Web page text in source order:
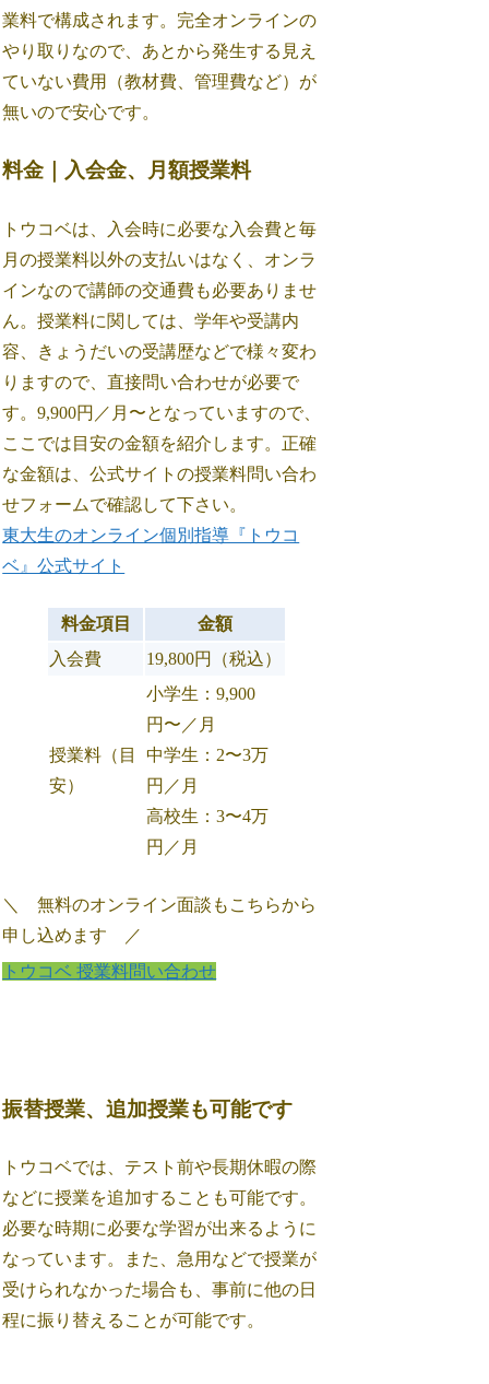
業料で構成されます。完全オンラインの
やり取りなので、あとから発生する見え
ていない費用（教材費、管理費など）が
無いので安心です。
料金｜入会金、月額授業料
トウコベは、入会時に必要な入会費と毎
月の授業料以外の支払いはなく、オンラ
インなので講師の交通費も必要ありませ
ん。授業料に関しては、学年や受講内
容、きょうだいの受講歴などで様々変わ
りますので、直接問い合わせが必要で
す。9,900円／月〜となっていますので、
ここでは目安の金額を紹介します。正確
な金額は、公式サイトの授業料問い合わ
せフォームで確認して下さい。
東大生のオンライン個別指導『トウコ
ベ』公式サイト
料金項目
金額
入会費
19,800円（税込）
授業料（目
安）
小学生：9,900
円〜／月
中学生：2〜3万
円／月
高校生：3〜4万
円／月
＼ 無料のオンライン面談もこちらから
申し込めます ／
トウコベ 授業料問い合わせ
振替授業、追加授業も可能です
トウコベでは、テスト前や長期休暇の際
などに授業を追加することも可能です。
必要な時期に必要な学習が出来るように
なっています。また、急用などで授業が
受けられなかった場合も、事前に他の日
程に振り替えることが可能です。